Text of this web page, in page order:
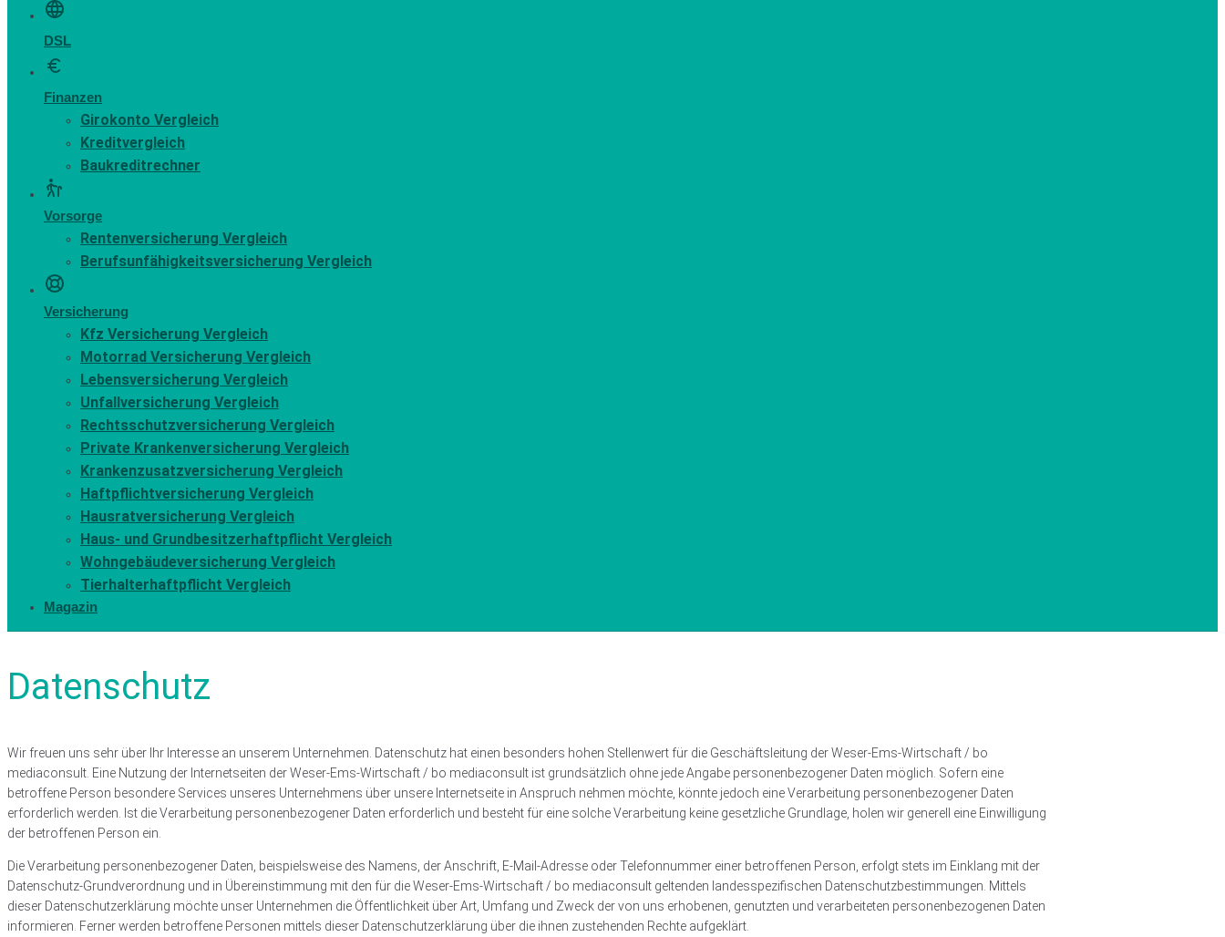
DSL
Finanzen
Girokonto Vergleich
Kreditvergleich
Baukreditrechner
Vorsorge
Rentenversicherung Vergleich
Berufsunfähigkeitsversicherung Vergleich
Versicherung
Kfz Versicherung Vergleich
Motorrad Versicherung Vergleich
Lebensversicherung Vergleich
Unfallversicherung Vergleich
Rechtsschutzversicherung Vergleich
Private Krankenversicherung Vergleich
Krankenzusatzversicherung Vergleich
Haftpflichtversicherung Vergleich
Hausratversicherung Vergleich
Haus- und Grundbesitzerhaftpflicht Vergleich
Wohngebäudeversicherung Vergleich
Tierhalterhaftpflicht Vergleich
Magazin
Datenschutz
Wir freuen uns sehr über Ihr Interesse an unserem Unternehmen. Datenschutz hat einen besonders hohen Stellenwert für die Geschäftsleitung der Weser-Ems-Wirtschaft / bo
mediaconsult. Eine Nutzung der Internetseiten der Weser-Ems-Wirtschaft / bo mediaconsult ist grundsätzlich ohne jede Angabe personenbezogener Daten möglich. Sofern eine
betroffene Person besondere Services unseres Unternehmens über unsere Internetseite in Anspruch nehmen möchte, könnte jedoch eine Verarbeitung personenbezogener Daten
erforderlich werden. Ist die Verarbeitung personenbezogener Daten erforderlich und besteht für eine solche Verarbeitung keine gesetzliche Grundlage, holen wir generell eine Einwilligung
der betroffenen Person ein.
Die Verarbeitung personenbezogener Daten, beispielsweise des Namens, der Anschrift, E-Mail-Adresse oder Telefonnummer einer betroffenen Person, erfolgt stets im Einklang mit der
Datenschutz-Grundverordnung und in Übereinstimmung mit den für die Weser-Ems-Wirtschaft / bo mediaconsult geltenden landesspezifischen Datenschutzbestimmungen. Mittels
dieser Datenschutzerklärung möchte unser Unternehmen die Öffentlichkeit über Art, Umfang und Zweck der von uns erhobenen, genutzten und verarbeiteten personenbezogenen Daten
informieren. Ferner werden betroffene Personen mittels dieser Datenschutzerklärung über die ihnen zustehenden Rechte aufgeklärt.